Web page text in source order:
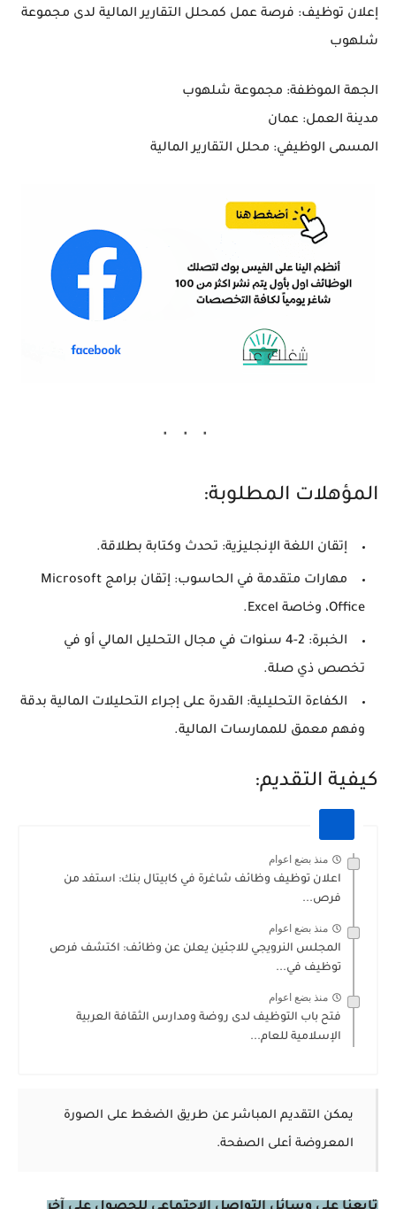
إعلان توظيف: فرصة عمل كمحلل التقارير المالية لدى مجموعة
شلهوب
الجهة الموظفة: مجموعة شلهوب
مدينة العمل: عمان
المسمى الوظيفي: محلل التقارير المالية
المؤهلات المطلوبة:
إتقان اللغة الإنجليزية: تحدث وكتابة بطلاقة.
مهارات متقدمة في الحاسوب
: إتقان برامج Microsoft
Office، وخاصة Excel.
الخبرة
: 2-4 سنوات في مجال التحليل المالي أو في
تخصص ذي صلة.
الكفاءة التحليلية: القدرة على إجراء التحليلات المالية بدقة
وفهم معمق للممارسات المالية.
كيفية التقديم:
منذ بضع اعوام
اعلان توظيف وظائف شاغرة في كابيتال بنك: استفد من
فرص...
منذ بضع اعوام
المجلس النرويجي للاجئين يعلن عن وظائف: اكتشف فرص
توظيف في...
منذ بضع اعوام
فتح باب التوظيف لدى روضة ومدارس الثقافة العربية
الإسلامية للعام...
يمكن التقديم المباشر عن طريق الضغط على الصورة
المعروضة أعلى الصفحة.